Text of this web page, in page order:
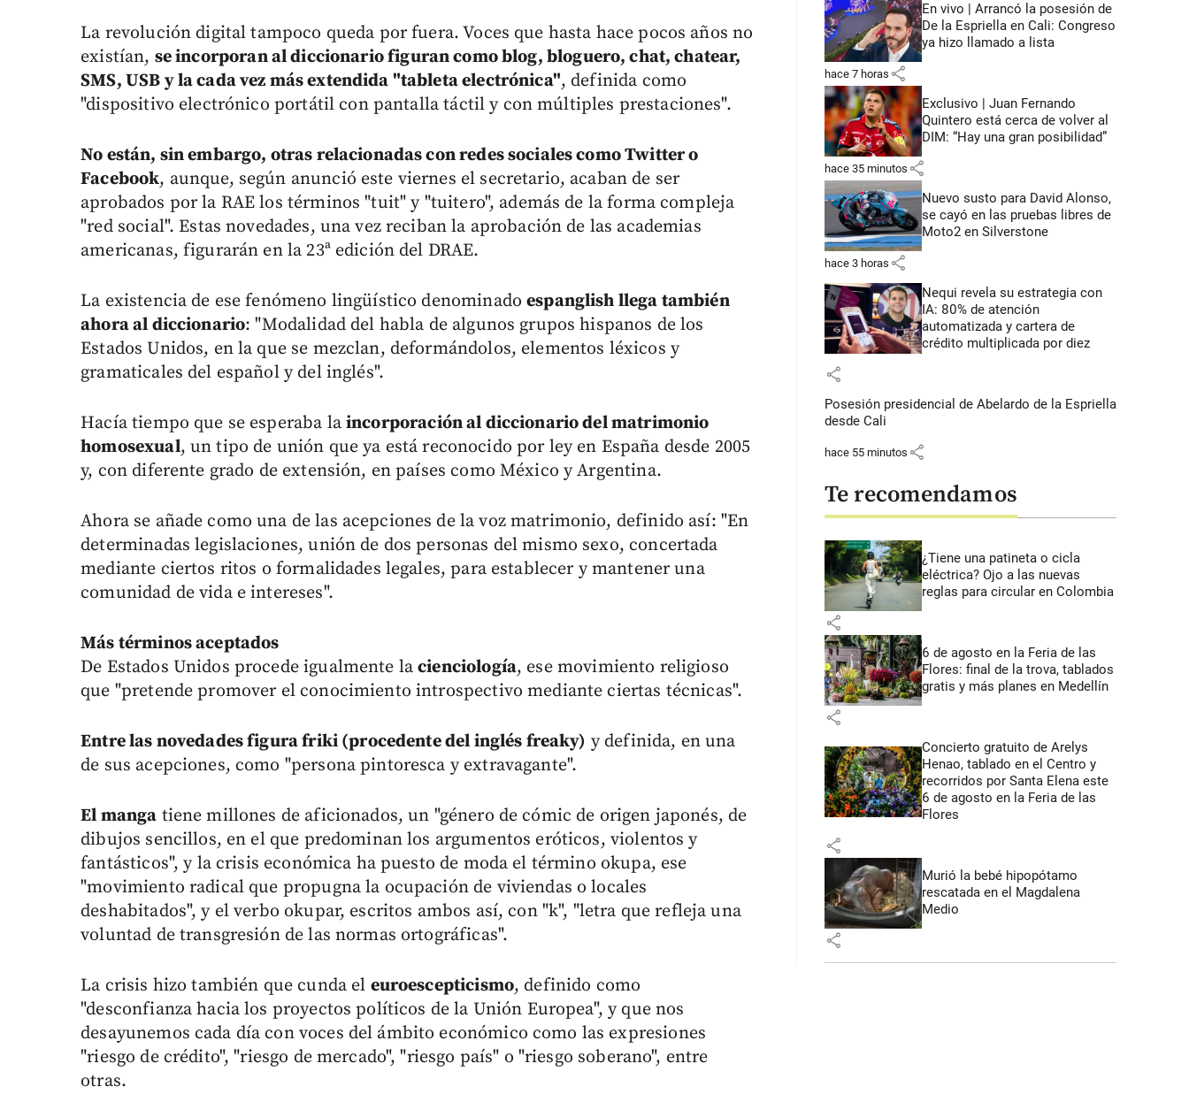
La revolución digital tampoco queda por fuera. Voces que hasta hace pocos años no
existían, se incorporan al diccionario figuran como blog, bloguero, chat, chatear,
SMS, USB y la cada vez más extendida "tableta electrónica", definida como
"dispositivo electrónico portátil con pantalla táctil y con múltiples prestaciones".
No están, sin embargo, otras relacionadas con redes sociales como Twitter o
Facebook, aunque, según anunció este viernes el secretario, acaban de ser
aprobados por la RAE los términos "tuit" y "tuitero", además de la forma compleja
"red social". Estas novedades, una vez reciban la aprobación de las academias
americanas, figurarán en la 23ª edición del DRAE.
La existencia de ese fenómeno lingüístico denominadoespanglish llega también
ahora al diccionario: "Modalidad del habla de algunos grupos hispanos de los
Estados Unidos, en la que se mezclan, deformándolos, elementos léxicos y
gramaticales del español y del inglés".
Hacía tiempo que se esperaba la incorporación al diccionario del matrimonio
homosexual, un tipo de unión que ya está reconocido por ley en España desde 2005
y, con diferente grado de extensión, en países como México y Argentina.
Ahora se añade como una de las acepciones de la voz matrimonio, definido así: "En
determinadas legislaciones, unión de dos personas del mismo sexo, concertada
mediante ciertos ritos o formalidades legales, para establecer y mantener una
comunidad de vida e intereses".
Más términos aceptados
De Estados Unidos procede igualmente lacienciología, ese movimiento religioso
que "pretende promover el conocimiento introspectivo mediante ciertas técnicas".
Entre las novedades figura friki (procedente del inglés freaky) y definida, en una
de sus acepciones, como "persona pintoresca y extravagante".
El manga tiene millones de aficionados, un "género de cómic de origen japonés, de
dibujos sencillos, en el que predominan los argumentos eróticos, violentos y
fantásticos", y la crisis económica ha puesto de moda el término okupa, ese
"movimiento radical que propugna la ocupación de viviendas o locales
deshabitados", y el verbo okupar, escritos ambos así, con "k", "letra que refleja una
voluntad de transgresión de las normas ortográficas".
La crisis hizo también que cunda el euroescepticismo, definido como
"desconfianza hacia los proyectos políticos de la Unión Europea", y que nos
desayunemos cada día con voces del ámbito económico como las expresiones
"riesgo de crédito", "riesgo de mercado", "riesgo país" o "riesgo soberano", entre
otras.
En vivo | Arrancó la posesión de
De la Espriella en Cali: Congreso
ya hizo llamado a lista
hace 7 horas share
Exclusivo | Juan Fernando
Quintero está cerca de volver al
DIM: “Hay una gran posibilidad”
hace 35 minutos share
Nuevo susto para David Alonso,
se cayó en las pruebas libres de
Moto2 en Silverstone
hace 3 horas share
Nequi revela su estrategia con
IA: 80% de atención
automatizada y cartera de
crédito multiplicada por diez
share
Posesión presidencial de Abelardo de la Espriella
desde Cali
hace 55 minutos share
Te recomendamos
¿Tiene una patineta o cicla
eléctrica? Ojo a las nuevas
reglas para circular en Colombia
share
6 de agosto en la Feria de las
Flores: final de la trova, tablados
gratis y más planes en Medellín
share
Concierto gratuito de Arelys
Henao, tablado en el Centro y
recorridos por Santa Elena este
6 de agosto en la Feria de las
Flores
share
Murió la bebé hipopótamo
rescatada en el Magdalena
Medio
share